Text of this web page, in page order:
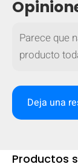
Parece que
producto
Deja una
Productos